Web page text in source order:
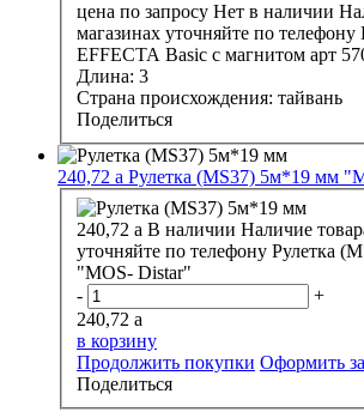
цена по запросу Нет в наличии
магазинах уточняйте по телефону
EFFECTA Basic с магнитом арт
Длина: 3
Страна происхождения: тайвань
Поделиться
240,72 a Рулетка (MS37) 5м*19 мм
240,72 a В наличии Наличие
уточняйте по телефону Рулетка
"MOS- Distar"
-
+
240,72 a
в корзину
Продолжить покупки Оформить
Поделиться